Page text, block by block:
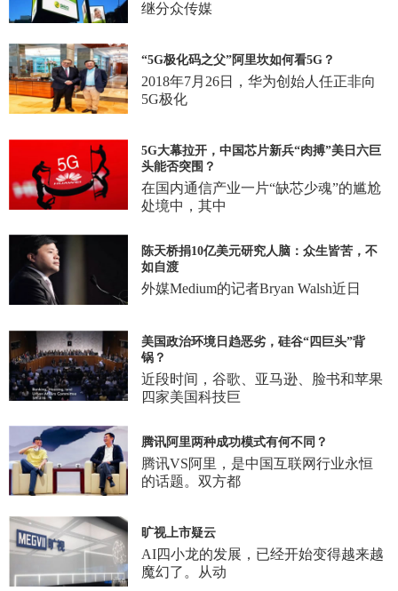
继分众传媒
“5G极化码之父”阿里坎如何看5G？
2018年7月26日，华为创始人任正非向
5G极化
5G大幕拉开，中国芯片新兵“肉搏”美日六巨
头能否突围？
在国内通信产业一片“缺芯少魂”的尴尬
处境中，其中
陈天桥捐10亿美元研究人脑：众生皆苦，不
如自渡
外媒Medium的记者Bryan Walsh近日
美国政治环境日趋恶劣，硅谷“四巨头”背
锅？
近段时间，谷歌、亚马逊、脸书和苹果
四家美国科技巨
腾讯阿里两种成功模式有何不同？
腾讯VS阿里，是中国互联网行业永恒
的话题。双方都
旷视上市疑云
AI四小龙的发展，已经开始变得越来越
魔幻了。从动